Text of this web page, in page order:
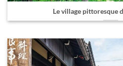
Le village pittoresque